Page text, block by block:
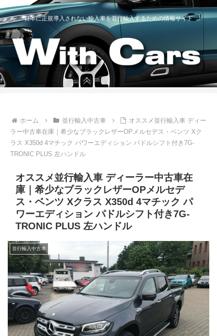
日本に正規導入されない輸入車を並行輸入するための情報サイト
ホーム 並行輸入中古車
オススメ並行輸入車 ディー
ラー中古車在庫｜希少なブラックレザーOPメルセデス・ベンツ Xク
ラス X350d 4マチック パワーエディション パドルシフト付き7G-
TRONIC PLUS 左ハンドル
オススメ並行輸入車 ディーラー中古車在
庫｜希少なブラックレザーOPメルセデ
ス・ベンツ Xクラス X350d 4マチック パ
ワーエディション パドルシフト付き7G-
TRONIC PLUS 左ハンドル
並行輸入中古車